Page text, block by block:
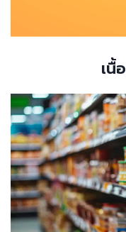
เนื้